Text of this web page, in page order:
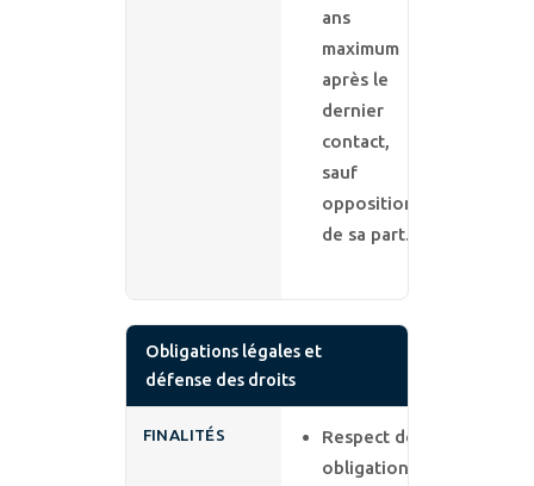
ans
maximum
après le
dernier
contact,
sauf
opposition
de sa part.
Obligations légales et
défense des droits
FINALITÉS
Respect des
obligations